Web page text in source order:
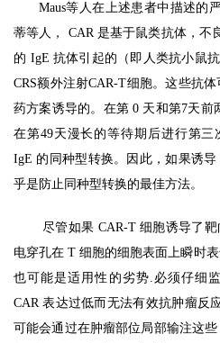
们
Maus等人在上述患者中描述的
蒂等人， CAR 是基于鼠类抗体，不
的 IgE 抗体引起的（即人类抗小鼠
CRS额外注射CAR-T细胞。这些抗
药方案诱导的。在第 0 天和第7天前
在第49天漫长的等待期后进行第三
IgE 的同种型转换。因此，如果诱
乎是防止同种型转换的最佳方法。
尽管如果 CAR-T 细胞诱导了
电穿孔在 T 细胞的细胞表面上瞬时
也可能是适用性的劣势.必须仔细
CAR 表达过低而无法有效抗肿瘤反
可能会通过在肿瘤部位局部输注这